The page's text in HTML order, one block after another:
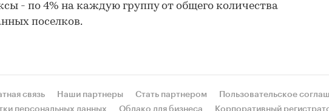
- по 4% на каждую группу от общего количества
поселков.
связь Наши партнеры Стать партнером Пользовательское
персональных данных
Облако для бизнеса Корпоративный